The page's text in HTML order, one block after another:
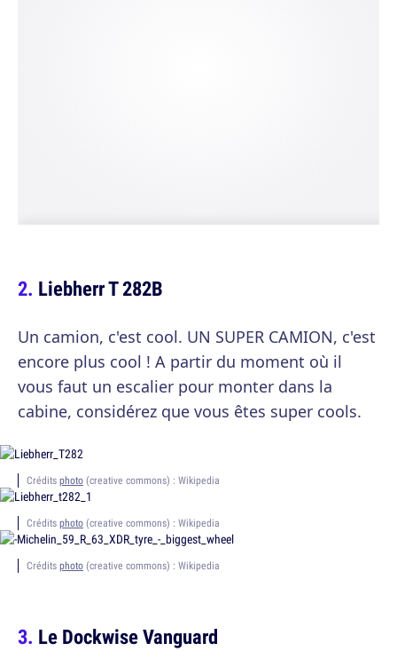
Liebherr T 282B
Un camion, c'est cool. UN SUPER CAMION, c'est
encore plus cool ! A partir du moment où il
vous faut un escalier pour monter dans la
cabine, considérez que vous êtes super cools.
Crédits photo (creative commons) : Wikipedia
Crédits photo (creative commons) : Wikipedia
Crédits photo (creative commons) : Wikipedia
Le Dockwise Vanguard